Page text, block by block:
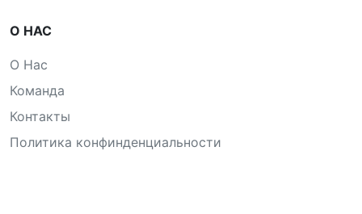
О НАС
О Нас
Команда
Контакты
Политика конфинденциальности